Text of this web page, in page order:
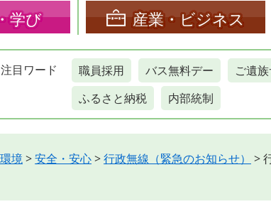
学び 産業・ビジネス
注目 ワード 職員採用 バス無料デー
ご遺
ふるさと納税
内部統制
境>安全・安心>行政無線（緊急のお知らせ） >